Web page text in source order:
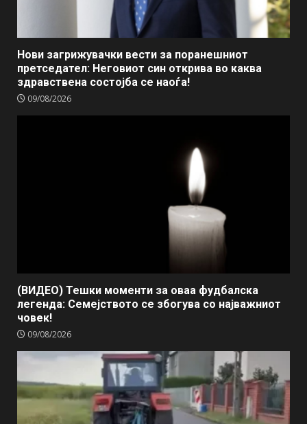
Нови загрижувачки вести за поранешниот
претседател: Неговиот син открива во каква
здравствена состојба се наоѓа!
09/08/2026
(ВИДЕО) Тешки моменти за оваа фудбалска
легенда: Семејството се збогува со најважниот
човек!
09/08/2026